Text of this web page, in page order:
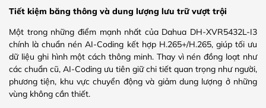
Tiết kiệm băng thông và dung lượng lưu trữ vượt trội
Một trong những điểm mạnh nhất của Dahua DH-XVR5432L-I3
chính là chuẩn nén AI-Coding kết hợp H.265+/H.265, giúp tối ưu
dữ liệu ghi hình một cách thông minh. Thay vì nén đồng loạt như
các chuẩn cũ, AI-Coding ưu tiên giữ chi tiết quan trọng như người,
phương tiện, khu vực chuyển động và giảm dung lượng ở những
vùng không cần thiết.